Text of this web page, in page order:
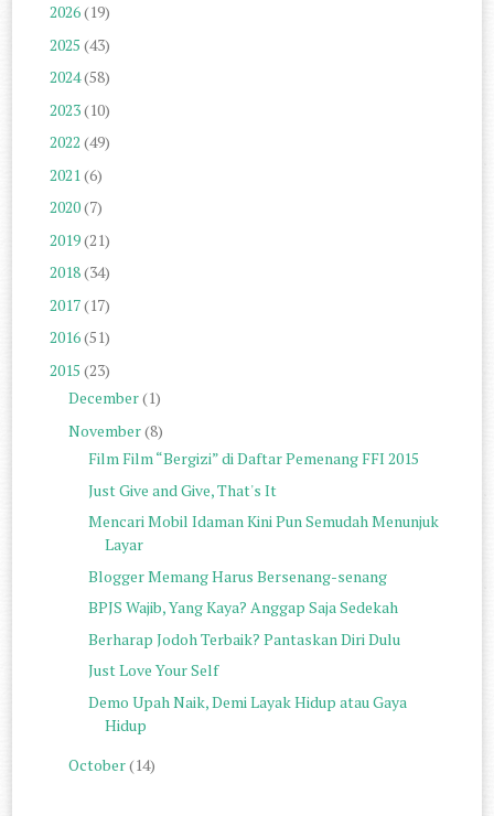
2026(19)
2025 (43)
2024(58)
2023(10)
2022 (49)
2021 (6)
2020(7)
2019(21)
2018(34)
2017(17)
2016(51)
2015 (23)
December(1)
November(8)
Film Film “Bergizi” di Daftar Pemenang FFI 2015
Just Give and Give, That's It
Mencari Mobil Idaman Kini Pun Semudah Menunjuk
Layar
Blogger Memang Harus Bersenang-senang
BPJS Wajib, Yang Kaya? Anggap Saja Sedekah
Berharap Jodoh Terbaik? Pantaskan Diri Dulu
Just Love Your Self
Demo Upah Naik, Demi Layak Hidup atau Gaya
Hidup
October(14)